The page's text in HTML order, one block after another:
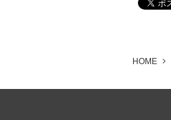
HOME